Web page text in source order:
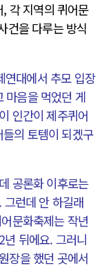
각 지역의 퀴어문
건을 다루는 방식
연대에서 추모 입장
마음을 먹었던 게
인간이 제주퀴어
의 토템이 되겠구
공론화 이후로는
런데 안 하길래
문화축제는 작년
뒤에요. 그러니
장을 했던 곳에서